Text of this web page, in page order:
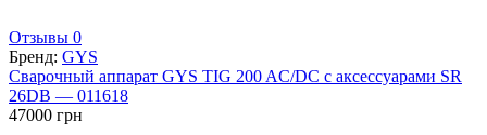
Отзывы 0
Бренд: GYS
Сварочный аппарат GYS TIG 200 AC/DC с аксессуарами SR
26DB — 011618
47000 грн